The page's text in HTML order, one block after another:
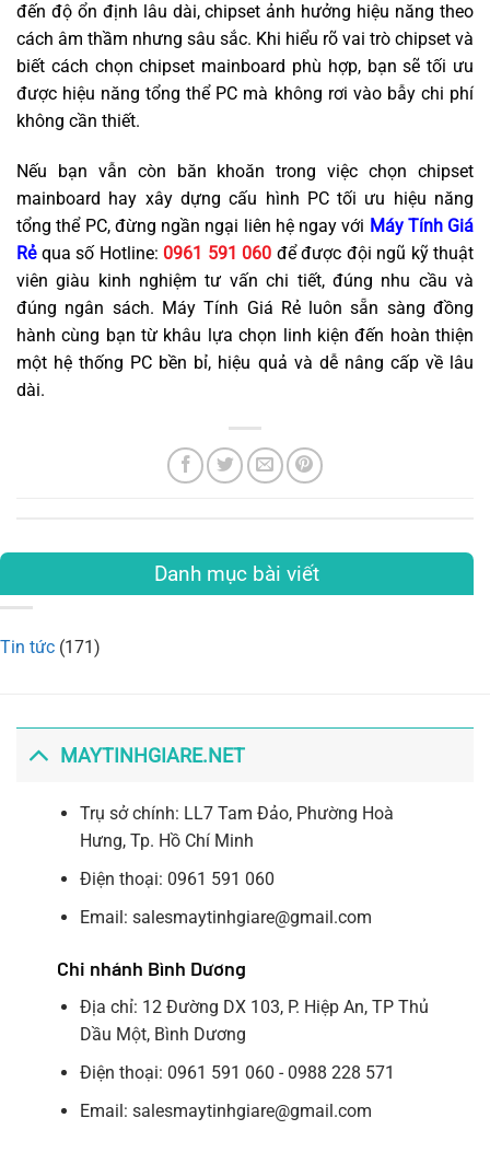
đến độ ổn định lâu dài, chipset ảnh hưởng hiệu năng theo
cách âm thầm nhưng sâu sắc. Khi hiểu rõ vai trò chipset và
biết cách chọn chipset mainboard phù hợp, bạn sẽ tối ưu
được hiệu năng tổng thể PC mà không rơi vào bẫy chi phí
không cần thiết.
Nếu bạn vẫn còn băn khoăn trong việc chọn chipset
mainboard hay xây dựng cấu hình PC tối ưu hiệu năng
tổng thể PC, đừng ngần ngại liên hệ ngay với Máy Tính Giá
Rẻ qua số Hotline: 0961 591 060 để được đội ngũ kỹ thuật
viên giàu kinh nghiệm tư vấn chi tiết, đúng nhu cầu và
đúng ngân sách. Máy Tính Giá Rẻ luôn sẵn sàng đồng
hành cùng bạn từ khâu lựa chọn linh kiện đến hoàn thiện
một hệ thống PC bền bỉ, hiệu quả và dễ nâng cấp về lâu
dài.
Danh mục bài viết
Tin tức (171)
MAYTINHGIARE.NET
Trụ sở chính: LL7 Tam Đảo, Phường Hoà
Hưng, Tp. Hồ Chí Minh
Điện thoại: 0961 591 060
Email: salesmaytinhgiare@gmail.com
Chi nhánh Bình Dương
Địa chỉ: 12 Đường DX 103, P. Hiệp An, TP Thủ
Dầu Một, Bình Dương
Điện thoại: 0961 591 060 - 0988 228 571
Email: salesmaytinhgiare@gmail.com